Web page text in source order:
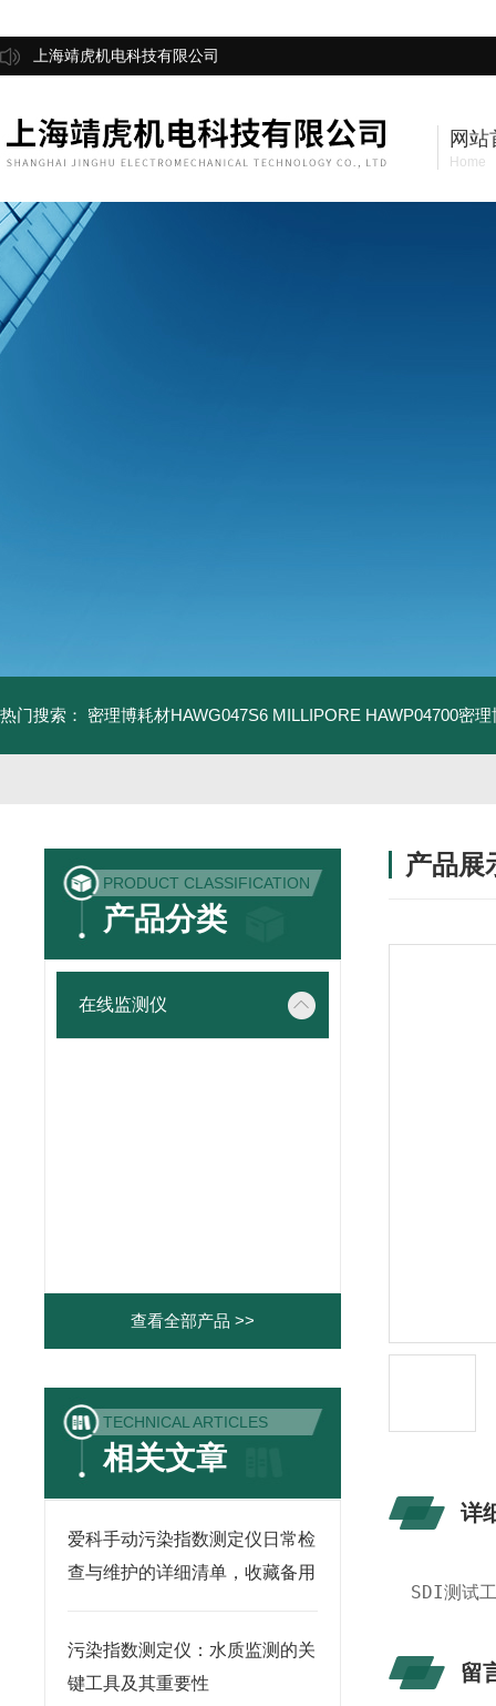
上海靖虎机电科技有限公司
网站
Home
热门搜索： 密理博耗材HAWG047S6 MILLIPORE HAWP04700密
PRODUCT CLASSIFICATION
产品分类
在线监测仪
查看全部产品 >>
TECHNICAL ARTICLES
相关文章
爱科手动污染指数测定仪日常检
查与维护的详细清单，收藏备用
污染指数测定仪：水质监测的关
键工具及其重要性
产品展
详
SDI测试
留